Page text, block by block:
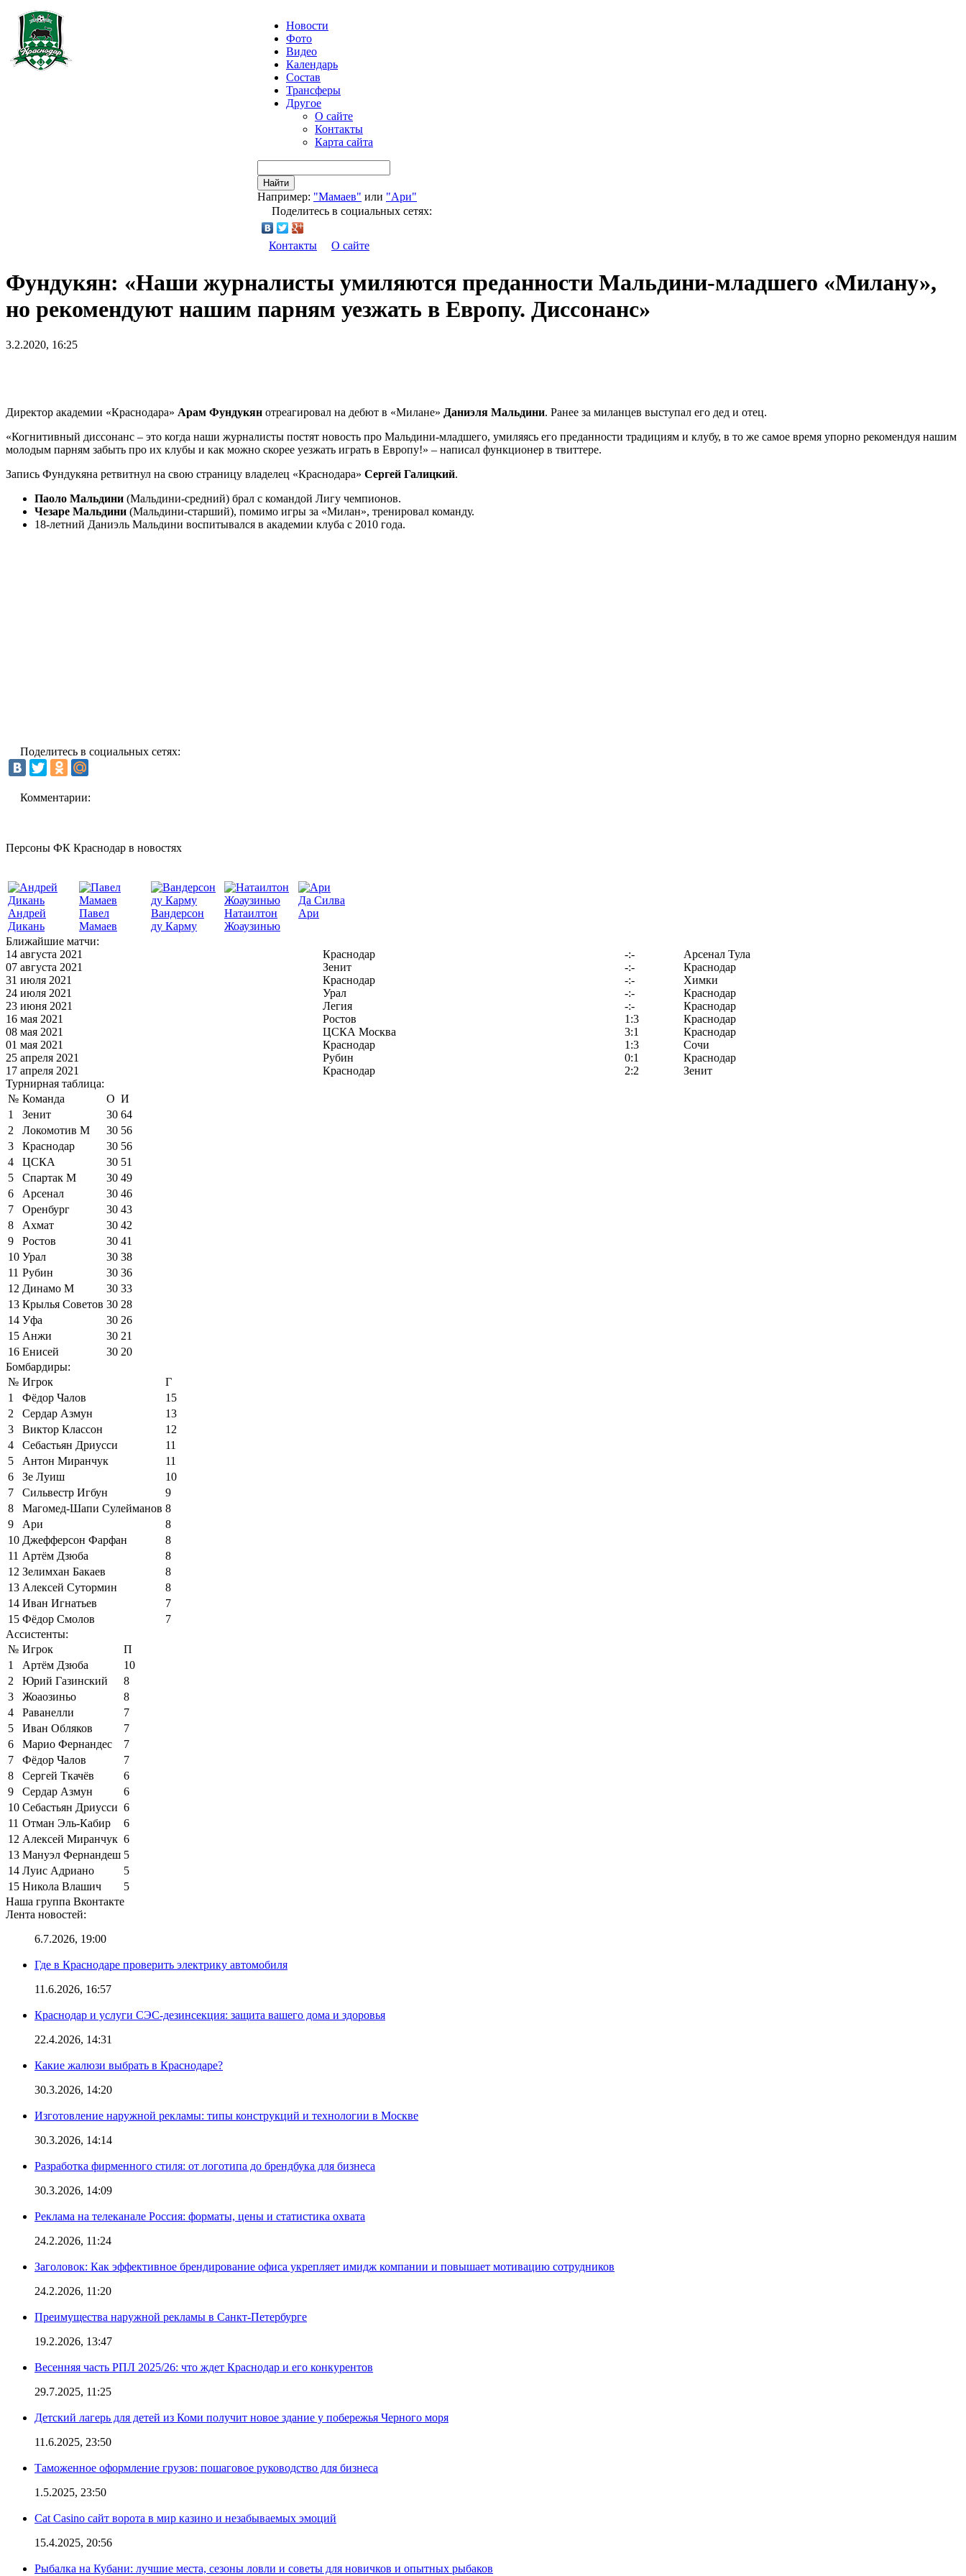
Новости
Фото
Видео
Календарь
Состав
Трансферы
Другое
О сайте
Контакты
Карта сайта
Найти
Например: "Мамаев" или "Ари"
Поделитесь в социальных сетях:
Контакты О сайте
Фундукян: «Наши журналисты умиляются преданности Мальдини-младшего «Милану»,
но рекомендуют нашим парням уезжать в Европу. Диссонанс»
3.2.2020, 16:25
Директор академии «Краснодара» Арам Фундукян отреагировал на дебют в «Милане» Даниэля Мальдини. Ранее за миланцев выступал его дед и отец.
«Когнитивный диссонанс – это когда наши журналисты постят новость про Мальдини-младшего, умиляясь его преданности традициям и клубу, в то же самое время упорно рекомендуя нашим
молодым парням забыть про их клубы и как можно скорее уезжать играть в Европу!» – написал функционер в твиттере.
Запись Фундукяна ретвитнул на свою страницу владелец «Краснодара» Сергей Галицкий.
Паоло Мальдини (Мальдини-средний) брал с командой Лигу чемпионов.
Чезаре Мальдини (Мальдини-старший), помимо игры за «Милан», тренировал команду.
18-летний Даниэль Мальдини воспитывался в академии клуба с 2010 года.
Поделитесь в социальных сетях:
Комментарии:
Персоны ФК Краснодар в новостях
Андрей
Дикань
Павел
Мамаев
Вандерсон
ду Карму
Натаилтон
Жоаузинью
Да Силва
Ари
Ближайшие матчи:
14 августа 2021
Краснодар -:-
Арсенал Тула
07 августа 2021
Зенит -:-
Краснодар
31 июля 2021
Краснодар -:-
Химки
24 июля 2021
Урал -:-
Краснодар
23 июня 2021
Легия -:-
Краснодар
16 мая 2021
Ростов 1:3
Краснодар
08 мая 2021
ЦСКА Москва 3:1
Краснодар
01 мая 2021
Краснодар 1:3
Сочи
25 апреля 2021
Рубин 0:1
Краснодар
17 апреля 2021
Краснодар 2:2
Зенит
Турнирная таблица:
№ Команда О И
1
Зенит 30 64
2
Локомотив М 30 56
3
Краснодар 30 56
4
ЦСКА 30 51
5
Спартак М 30 49
6
Арсенал 30 46
7
Оренбург 30 43
8
Ахмат 30 42
9
Ростов 30 41
10 Урал 30 38
11 Рубин 30 36
12 Динамо М 30 33
13 Крылья Советов 30 28
14 Уфа 30 26
15 Анжи 30 21
16 Енисей 30 20
Бомбардиры:
№ Игрок
Г
1
Фёдор Чалов
15
2
Сердар Азмун
13
3
Виктор Классон
12
4
Себастьян Дриусси
11
5
Антон Миранчук
11
6
Зе Луиш
10
7
Сильвестр Игбун
9
8
Магомед-Шапи Сулейманов 8
9
Ари
8
10 Джефферсон Фарфан
8
11 Артём Дзюба
8
12 Зелимхан Бакаев
8
13 Алексей Сутормин
8
14 Иван Игнатьев
7
15 Фёдор Смолов
7
Ассистенты:
№ Игрок
П
1
Артём Дзюба
10
2
Юрий Газинский
8
3
Жоаозиньо
8
4
Раванелли
7
5
Иван Обляков
7
6
Марио Фернандес
7
7
Фёдор Чалов
7
8
Сергей Ткачёв
6
9
Сердар Азмун
6
10 Себастьян Дриусси 6
11 Отман Эль-Кабир
6
12 Алексей Миранчук 6
13 Мануэл Фернандеш 5
14 Луис Адриано
5
15 Никола Влашич
5
Наша группа Вконтакте
Лента новостей:
6.7.2026, 19:00
Где в Краснодаре проверить электрику автомобиля
11.6.2026, 16:57
Краснодар и услуги СЭС-дезинсекция: защита вашего дома и здоровья
22.4.2026, 14:31
Какие жалюзи выбрать в Краснодаре?
30.3.2026, 14:20
Изготовление наружной рекламы: типы конструкций и технологии в Москве
30.3.2026, 14:14
Разработка фирменного стиля: от логотипа до брендбука для бизнеса
30.3.2026, 14:09
Реклама на телеканале Россия: форматы, цены и статистика охвата
24.2.2026, 11:24
Заголовок: Как эффективное брендирование офиса укрепляет имидж компании и повышает мотивацию сотрудников
24.2.2026, 11:20
Преимущества наружной рекламы в Санкт-Петербурге
19.2.2026, 13:47
Весенняя часть РПЛ 2025/26: что ждет Краснодар и его конкурентов
29.7.2025, 11:25
Детский лагерь для детей из Коми получит новое здание у побережья Черного моря
11.6.2025, 23:50
Таможенное оформление грузов: пошаговое руководство для бизнеса
1.5.2025, 23:50
Cat Casino сайт ворота в мир казино и незабываемых эмоций
15.4.2025, 20:56
Рыбалка на Кубани: лучшие места, сезоны ловли и советы для новичков и опытных рыбаков